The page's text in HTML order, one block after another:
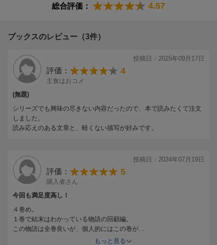
総合評価： 4.57
ブックスのレビュー（3件）
投稿日：2025年09月17日
評価： 4
主食はおコメ
(無題)
シリーズでも興味の尽きない内容だったので、本で読みたくて注文
しました。
読み応えのある文章と、軽くない描写が好みです。
投稿日：2024年07月19日
評価： 5
購入者さん
今回も満足度高し！
４巻め。
１巻で結末はわかっている物語の回顧編。
この物語は全巻良いが、個人的にはこの巻が
１巻に次ぐ面白さだと感じた。もっと見る